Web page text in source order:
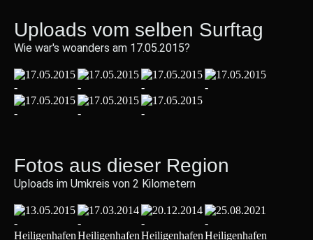
Uploads vom selben Surftag
Wie war's woanders am 17.05.2015?
Fotos aus dieser Region
Uploads im Umkreis von 2 Kilometern